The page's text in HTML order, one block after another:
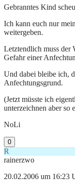
Gebranntes Kind
Ich kann euch nur
weitergeben.
Letztendlich muss der
Gefahr einer
Und dabei bleibe ich,
Anfechtungsgrund.
(Jetzt müsste ich
unterzeichnen aber so
NoLi
0
R
rainerzwo
20.02.2006 um 16:23